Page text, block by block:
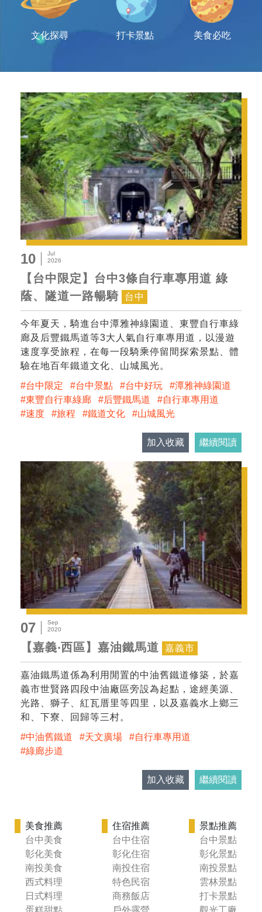
文化探尋 打卡景點 美食必吃
10
Jul
2026
【台中限定】台中3條自行車專用道 綠
蔭、隧道一路暢騎
台中
今年夏天，騎進台中潭雅神綠園道、東豐自行車綠
廊及后豐鐵馬道等3大人氣自行車專用道，以漫遊
速度享受旅程，在每一段騎乘停留間探索景點、體
驗在地百年鐵道文化、山城風光。
台中限定
台中景點 台中好玩
潭雅神綠園道
東豐自行車綠廊
后豐鐵馬道
自行車專用道
速度
旅程 鐵道文化 山城風光
加入收藏 繼續閱讀
07
Sep
2020
【嘉義‧西區】嘉油鐵馬道 嘉義市
嘉油鐵馬道係為利用閒置的中油舊鐵道修築，於嘉
義市世賢路四段中油廠區旁設為起點，途經美源、
光路、獅子、紅瓦厝里等四里，以及嘉義水上鄉三
和、下寮、回歸等三村。
中油舊鐵道
天文廣場
自行車專用道
綠廊步道
加入收藏 繼續閱讀
美食推薦
台中美食
彰化美食
南投美食
西式料理
日式料理
蛋糕甜點
住宿推薦
台中住宿
彰化住宿
南投住宿
特色民宿
商務飯店
戶外露營
景點推薦
台中景點
彰化景點
南投景點
雲林景點
打卡景點
觀光工廠